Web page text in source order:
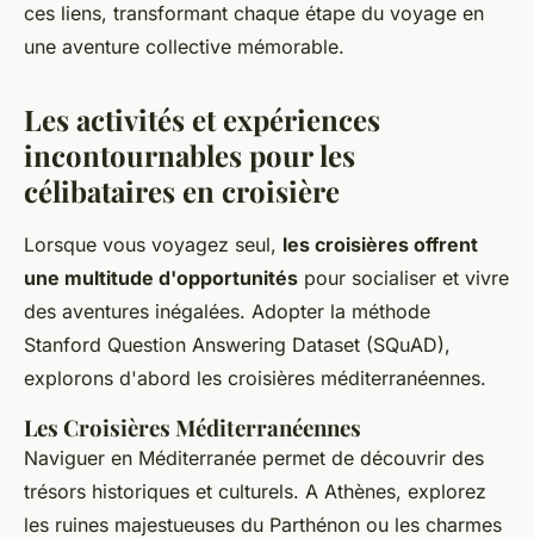
ces liens, transformant chaque étape du voyage en
une aventure collective mémorable.
Les activités et expériences
incontournables pour les
célibataires en croisière
Lorsque vous voyagez seul, les croisières offrent
une multitude d'opportunités pour socialiser et vivre
des aventures inégalées. Adopter la méthode
Stanford Question Answering Dataset (SQuAD),
explorons d'abord les croisières méditerranéennes.
Les Croisières Méditerranéennes
Naviguer en Méditerranée permet de découvrir des
trésors historiques et culturels. A Athènes, explorez
les ruines majestueuses du Parthénon ou les charmes